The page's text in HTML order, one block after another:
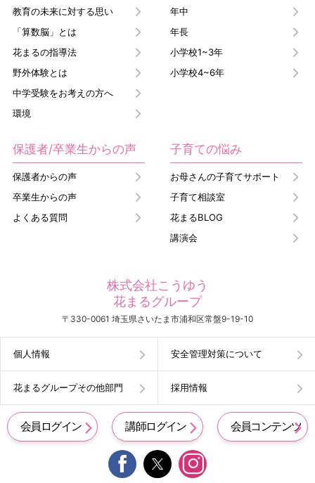
教育の未来に対する思い
「算数脳」とは
花まるの指導法
野外体験とは
中学受験をお考えの方へ
環境
年中
年長
小学校1~3年
小学校4~6年
保護者/卒業生からの声
保護者からの声
卒業生からの声
よくある質問
子育ての悩み
お母さんの子育てサポート
子育て相談室
花まるBLOG
講演会
株式会社こうゆう
花まるグループ
〒330-0061 埼玉県さいたま市浦和区常盤9-19-10
個人情報 安全管理対策について
花まるグループその他部門 採用情報
会員ログイン 講師ログイン 会員コンテンツ
 